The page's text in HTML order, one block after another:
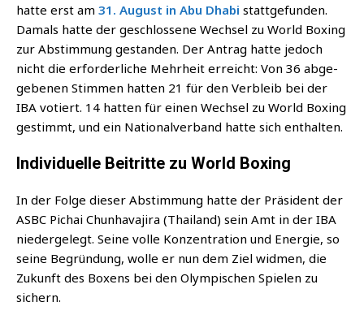
hat­te erst am 31. August in Abu Dha­bi statt­ge­fun­den.
Damals hat­te der geschlos­se­ne Wech­sel zu World Boxing
zur Abstim­mung gestan­den. Der Antrag hat­te jedoch
nicht die erfor­der­li­che Mehr­heit erreicht: Von 36 abge­
ge­be­nen Stim­men hat­ten 21 für den Ver­bleib bei der
IBA votiert. 14 hat­ten für einen Wech­sel zu World Boxing
gestimmt, und ein Natio­nal­ver­band hat­te sich enthalten.
Individuelle Beitritte zu World Boxing
In der Fol­ge die­ser Abstim­mung hat­te der Prä­si­dent der
ASBC Pichai Chun­ha­va­ji­ra (Thai­land) sein Amt in der IBA
nie­der­ge­legt. Sei­ne vol­le Kon­zen­tra­ti­on und Ener­gie, so
sei­ne Begrün­dung, wol­le er nun dem Ziel wid­men, die
Zukunft des Boxens bei den Olym­pi­schen Spie­len zu
sichern.